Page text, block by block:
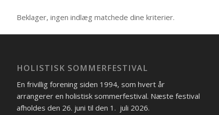
Beklager, ingen indlæg matchede dine kriterier.
HOLISTISK SOMMERFESTIVAL
En frivillig forening siden 1994, som hvert år
arrangerer en holistisk sommerfestival. Næste festival
afholdes den 26. juni til den 1. juli 2026.